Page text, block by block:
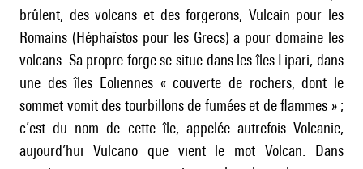
brûlent, des volcans et des forgerons, Vulcain pour les
Romains (Héphaïstos pour les Grecs) a pour domaine les
volcans. Sa propre forge se situe dans les îles Lipari, dans
une des îles Eoliennes « couverte de rochers, dont le
sommet vomit des tourbillons de fumées et de flammes » ;
c’est du nom de cette île, appelée autrefois Volcanie,
aujourd’hui Vulcano que vient le mot Volcan. Dans